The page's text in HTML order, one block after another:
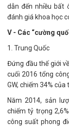
dẫn đến nhiều bất
đánh giá khoa học
V - Các “cường
1. Trung Quốc
Đứng đầu thế giới
cuối 2016 tổng
GW, chiếm 34% của
Năm 2014, sản
chiếm tỷ trọng
công suất phong